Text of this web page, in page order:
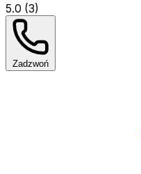
5.0 (3)
Zadzwoń